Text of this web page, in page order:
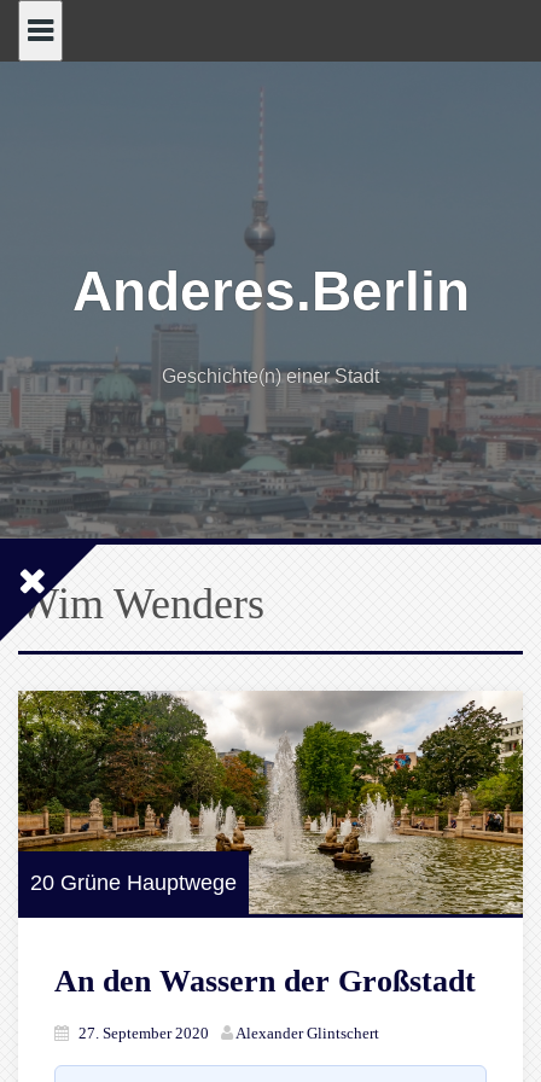
Anderes.Berlin
Geschichte(n) einer Stadt
Wim Wenders
20 Grüne Hauptwege
An den Wassern der Großstadt
27. September 2020 Alexander Glintschert